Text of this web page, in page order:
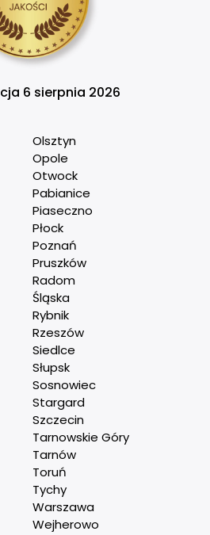
6 sierpnia 2026
Olsztyn
Opole
Otwock
Pabianice
Piaseczno
Płock
Poznań
Pruszków
Radom
Śląska
Rybnik
Rzeszów
Siedlce
Słupsk
Sosnowiec
Stargard
Szczecin
Tarnowskie Góry
Tarnów
Toruń
Tychy
Warszawa
Wejherowo